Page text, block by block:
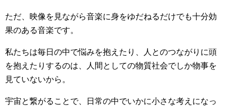
ただ、映像を見ながら音楽に身をゆだねるだけでも十分効
果のある音楽です。
私たちは毎日の中で悩みを抱えたり、人とのつながりに頭
を抱えたりするのは、人間としての物質社会でしか物事を
見ていないから。
宇宙と繋がることで、日常の中でいかに小さな考えになっ